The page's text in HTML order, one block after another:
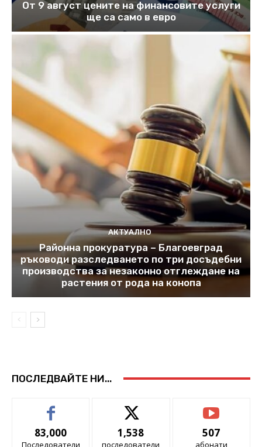
От 9 август цените на финансовите услуги
ще са само в евро
АКТУАЛНО
Районна прокуратура – Благоевград
ръководи разследването по три досъдебни
производства за незаконно отглеждане на
растения от рода на конопа
ПОСЛЕДВАЙТЕ НИ...
83,000
Последователи
1,538
последователи
507
абонати